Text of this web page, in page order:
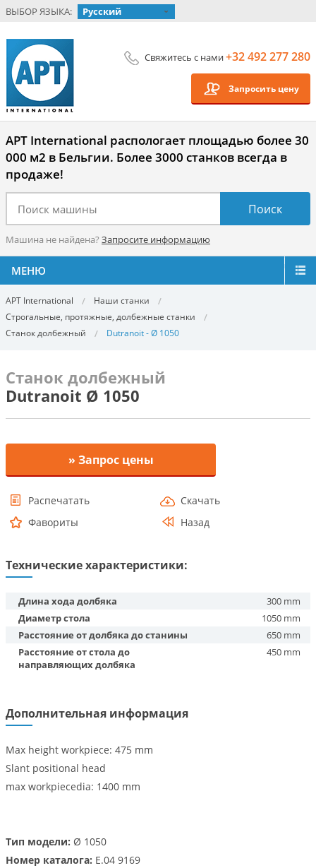
ВЫБОР ЯЗЫКА: Русский
Свяжитесь с нами+32 492 277 280
Запросить цену
APT International распологает площадью более 30
000 м2 в Бельгии. Более 3000 станков всегда в
продаже!
Машина не найдена? Запросите информацию
МЕНЮ
APT International
Наши станки
Строгальные, протяжные, долбежные станки
Cтанок долбежный
Dutranoit - Ø 1050
Cтанок долбежный
Dutranoit Ø 1050
» Запрос цены
Распечатать
Скачать
Фавориты
Назад
Технические характеристики:
Длина хода долбяка
300 mm
Диаметр стола
1050 mm
Расстояние от долбяка до станины
650 mm
Расстояние от стола до
направляющих долбяка
450 mm
Дополнительная информация
Max height workpiece: 475 mm
Slant positional head
max workpiecedia: 1400 mm
Тип модели: Ø 1050
Номер каталога: E.04 9169